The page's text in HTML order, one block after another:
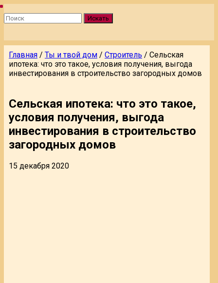
Искать
Главная / Ты и твой дом / Строитель / Сельская
ипотека: что это такое, условия получения, выгода
инвестирования в строительство загородных домов
Сельская ипотека: что это такое,
условия получения, выгода
инвестирования в строительство
загородных домов
15 декабря 2020